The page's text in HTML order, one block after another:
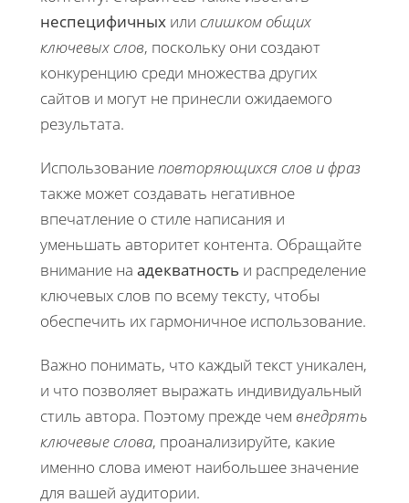
неспецифичных или слишком общих
ключевых слов, поскольку они создают
конкуренцию среди множества других
сайтов и могут не принесли ожидаемого
результата.
Использованиеповторяющихся слов и фраз
также может создавать негативное
впечатление о стиле написания и
уменьшать авторитет контента. Обращайте
внимание на адекватность и распределение
ключевых слов по всему тексту, чтобы
обеспечить их гармоничное использование.
Важно понимать, что каждый текст уникален,
и что позволяет выражать индивидуальный
стиль автора. Поэтому прежде чем внедрять
ключевые слова, проанализируйте, какие
именно слова имеют наибольшее значение
для вашей аудитории.